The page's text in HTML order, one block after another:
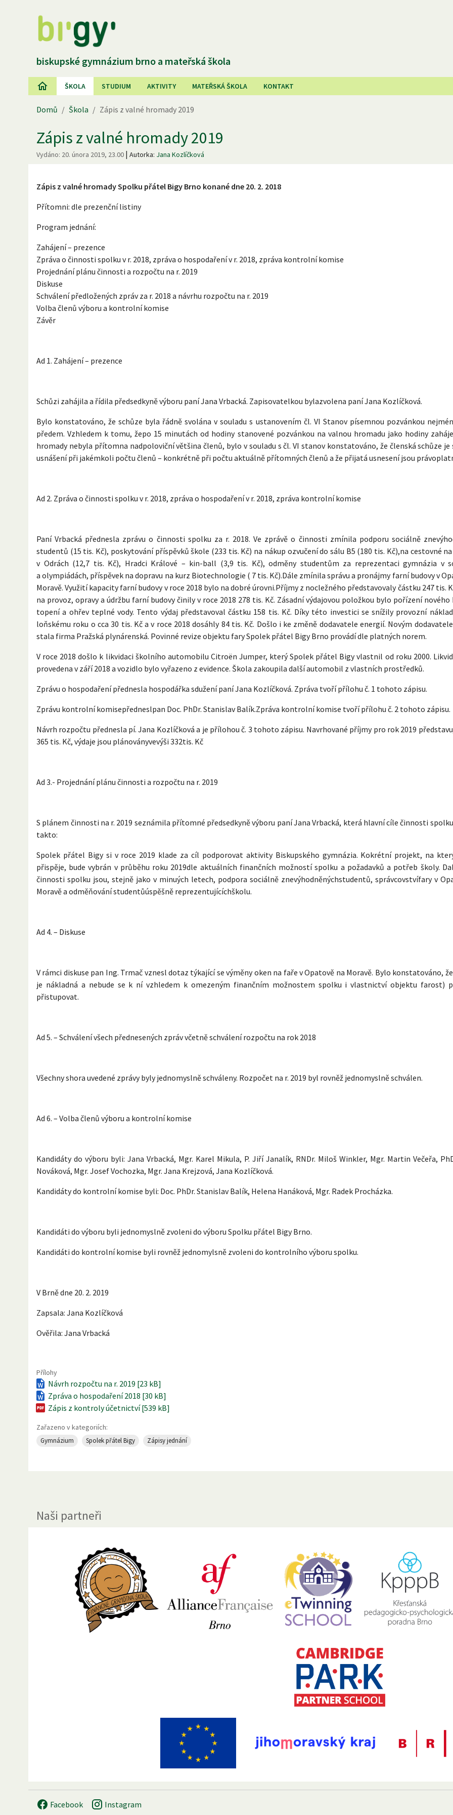
biskupské gymnázium brno a mateřská škola
ŠKOLA STUDIUM AKTIVITY MATEŘSKÁ ŠKOLA KONTAKT
Domů / Škola / Zápis z valné hromady 2019
Zápis z valné hromady 2019
Vydáno: 20. února 2019, 23.00 | Autorka: Jana Kozlíčková
Zápis z valné hromady Spolku přátel Bigy Brno konané dne 20. 2. 2018
Přítomni: dle prezenční listiny
Program jednání:
Zahájení – prezence
Zpráva o činnosti spolku v r. 2018, zpráva o hospodaření v r. 2018, zpráva kontrolní komise
Projednání plánu činnosti a rozpočtu na r. 2019
Diskuse
Schválení předložených zpráv za r. 2018 a návrhu rozpočtu na r. 2019
Volba členů výboru a kontrolní komise
Závěr
Ad 1. Zahájení – prezence
Schůzi zahájila a řídila předsedkyně výboru paní Jana Vrbacká. Zapisovatelkou bylazvolena paní Jana Kozlíčková.
Bylo konstatováno, že schůze byla řádně svolána v souladu s ustanovením čl. VI Stanov písemnou pozvánkou
předem. Vzhledem k tomu, žepo 15 minutách od hodiny stanovené pozvánkou na valnou hromadu jako hodiny
hromady nebyla přítomna nadpoloviční většina členů, bylo v souladu s čl. VI stanov konstatováno, že členská schůze je
usnášení při jakémkoli počtu členů – konkrétně při počtu aktuálně přítomných členů a že přijatá usnesení jsou
Ad 2. Zpráva o činnosti spolku v r. 2018, zpráva o hospodaření v r. 2018, zpráva kontrolní komise
Paní Vrbacká přednesla zprávu o činnosti spolku za r. 2018. Ve zprávě o činnosti zmínila podporu sociálně
studentů (15 tis. Kč), poskytování příspěvků škole (233 tis. Kč) na nákup ozvučení do sálu B5 (180 tis. Kč),na cestovné
v Odrách (12,7 tis. Kč), Hradci Králové – kin-ball (3,9 tis. Kč), odměny studentům za reprezentaci gymnázia v
a olympiádách, příspěvek na dopravu na kurz Biotechnologie ( 7 tis. Kč).Dále zmínila správu a pronájmy farní budovy v
Moravě. Využití kapacity farní budovy v roce 2018 bylo na dobré úrovni.Příjmy z nocležného představovaly částku 247 tis.
na provoz, opravy a údržbu farní budovy činily v roce 2018 278 tis. Kč. Zásadní výdajovou položkou bylo pořízení
topení a ohřev teplné vody. Tento výdaj představoval částku 158 tis. Kč. Díky této investici se snížily provozní
loňskému roku o cca 30 tis. Kč a v roce 2018 dosáhly 84 tis. Kč. Došlo i ke změně dodavatele energií. Novým
stala firma Pražská plynárenská. Povinné revize objektu fary Spolek přátel Bigy Brno provádí dle platných norem.
V roce 2018 došlo k likvidaci školního automobilu Citroën Jumper, který Spolek přátel Bigy vlastnil od roku 2000.
provedena v září 2018 a vozidlo bylo vyřazeno z evidence. Škola zakoupila další automobil z vlastních prostředků.
Zprávu o hospodaření přednesla hospodářka sdužení paní Jana Kozlíčková. Zpráva tvoří přílohu č. 1 tohoto zápisu.
Zprávu kontrolní komisepředneslpan Doc. PhDr. Stanislav Balík.Zpráva kontrolní komise tvoří přílohu č. 2 tohoto zápisu.
Návrh rozpočtu přednesla pí. Jana Kozlíčková a je přílohou č. 3 tohoto zápisu. Navrhované příjmy pro rok 2019
365 tis. Kč, výdaje jsou plánoványvevýši 332tis. Kč
Ad 3.- Projednání plánu činnosti a rozpočtu na r. 2019
S plánem činnosti na r. 2019 seznámila přítomné předsedkyně výboru paní Jana Vrbacká, která hlavní cíle činnosti
takto:
Spolek přátel Bigy si v roce 2019 klade za cíl podporovat aktivity Biskupského gymnázia. Kokrétní projekt, na
přispěje, bude vybrán v průběhu roku 2019dle aktuálních finančních možností spolku a požadavků a potřeb školy.
činnosti spolku jsou, stejně jako v minuých letech, podpora sociálně znevýhodněnýchstudentů, správcovstvífary v
Moravě a odměňování studentůúspěšně reprezentujícíchškolu.
Ad 4. – Diskuse
V rámci diskuse pan Ing. Trmač vznesl dotaz týkající se výměny oken na faře v Opatově na Moravě. Bylo konstatováno,
je nákladná a nebude se k ní vzhledem k omezeným finančním možnostem spolku i vlastnictví objektu farost)
přistupovat.
Ad 5. – Schválení všech přednesených zpráv včetně schválení rozpočtu na rok 2018
Všechny shora uvedené zprávy byly jednomyslně schváleny. Rozpočet na r. 2019 byl rovněž jednomyslně schválen.
Ad 6. – Volba členů výboru a kontrolní komise
Kandidáty do výboru byli: Jana Vrbacká, Mgr. Karel Mikula, P. Jiří Janalík, RNDr. Miloš Winkler, Mgr. Martin Večeřa,
Nováková, Mgr. Josef Vochozka, Mgr. Jana Krejzová, Jana Kozlíčková.
Kandidáty do kontrolní komise byli: Doc. PhDr. Stanislav Balík, Helena Hanáková, Mgr. Radek Procházka.
Kandidáti do výboru byli jednomyslně zvoleni do výboru Spolku přátel Bigy Brno.
Kandidáti do kontrolní komise byli rovněž jednomylsně zvoleni do kontrolního výboru spolku.
V Brně dne 20. 2. 2019
Zapsala: Jana Kozlíčková
Ověřila: Jana Vrbacká
Přílohy
Návrh rozpočtu na r. 2019 [23 kB]
Zpráva o hospodaření 2018 [30 kB]
Zápis z kontroly účetnictví [539 kB]
Zařazeno v kategoriích:
Gymnázium Spolek přátel Bigy Zápisy jednání
Naši partneři
Facebook Instagram